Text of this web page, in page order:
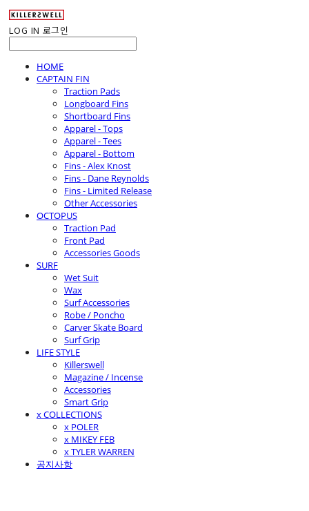
LOG IN 로그인
HOME
CAPTAIN FIN
Traction Pads
Longboard Fins
Shortboard Fins
Apparel - Tops
Apparel - Tees
Apparel - Bottom
Fins - Alex Knost
Fins - Dane Reynolds
Fins - Limited Release
Other Accessories
OCTOPUS
Traction Pad
Front Pad
Accessories Goods
SURF
Wet Suit
Wax
Surf Accessories
Robe / Poncho
Carver Skate Board
Surf Grip
LIFE STYLE
Killerswell
Magazine / Incense
Accessories
Smart Grip
x COLLECTIONS
x POLER
x MIKEY FEB
x TYLER WARREN
공지사항